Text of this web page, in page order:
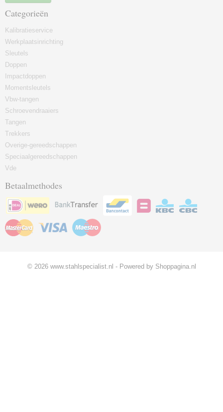
Categorieën
Kalibratieservice
Werkplaatsinrichting
Sleutels
Doppen
Impactdoppen
Momentsleutels
Vbw-tangen
Schroevendraaiers
Tangen
Trekkers
Overige-gereedschappen
Speciaalgereedschappen
Vde
Betaalmethodes
© 2026 www.stahlspecialist.nl - Powered by Shoppagina.nl